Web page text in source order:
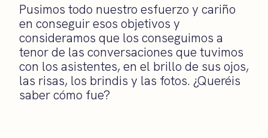
Pusimos todo nuestro esfuerzo y cariño
en conseguir esos objetivos y
consideramos que los conseguimos a
tenor de las conversaciones que tuvimos
con los asistentes, en el brillo de sus ojos,
las risas, los brindis y las fotos. ¿Queréis
saber cómo fue?